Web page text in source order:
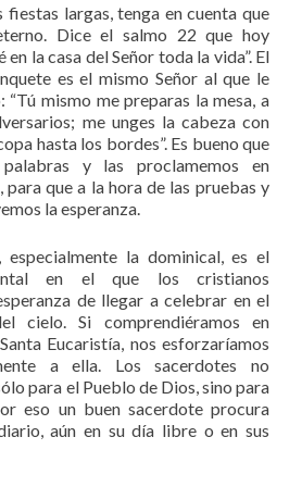
fiestas largas, tenga en cuenta que
Dice el salmo 22 que hoy
la casa del Señor toda la vida”. El
es el mismo Señor al que le
“Tú mismo me preparas la mesa, a
me unges la cabeza con
hasta los bordes”. Es bueno que
palabras y las proclamemos en
para que a la hora de las pruebas y
la esperanza.
especialmente la dominical, es el
en el que los cristianos
de llegar a celebrar en el
cielo. Si comprendiéramos en
Eucaristía, nos esforzaríamos
a ella. Los sacerdotes no
para el Pueblo de Dios, sino para
eso un buen sacerdote procura
aún en su día libre o en sus